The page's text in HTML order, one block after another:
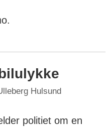
Hulsund
politiet om en